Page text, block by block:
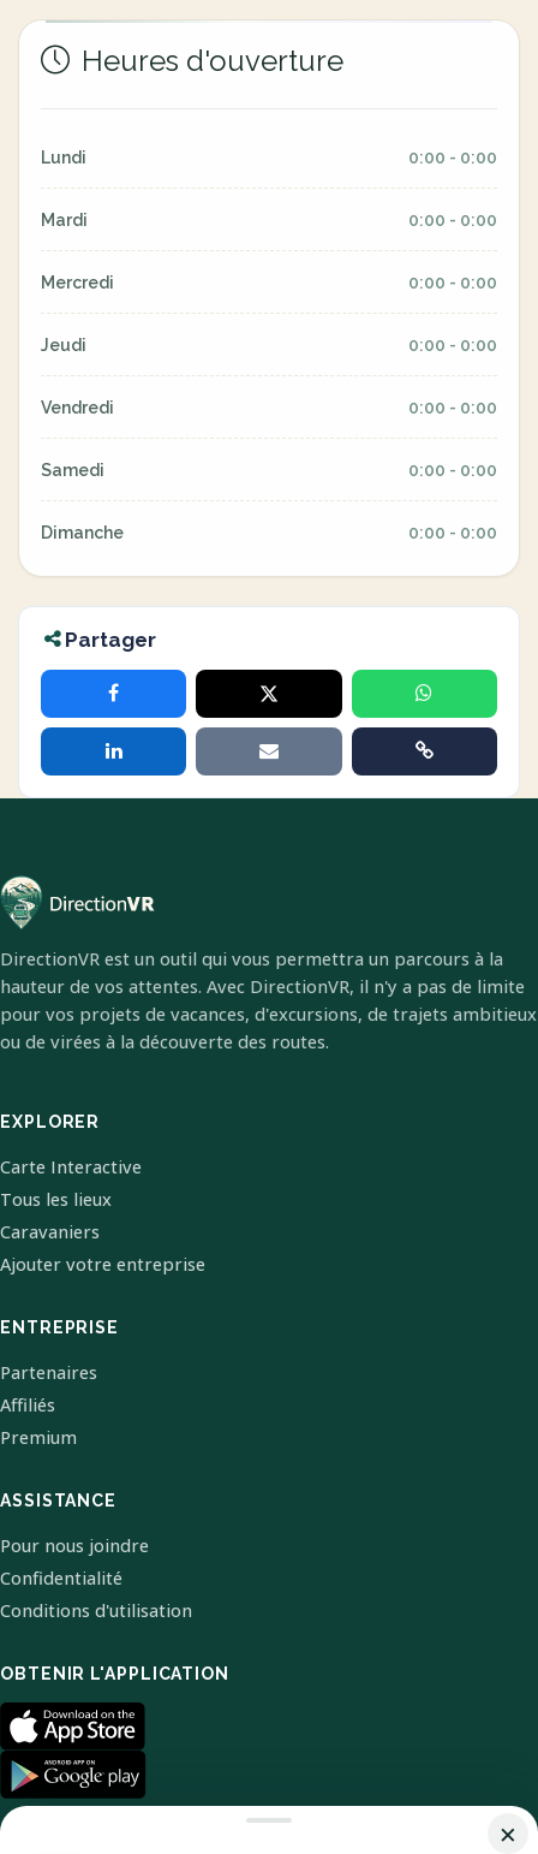
Heures d'ouverture
Lundi 0:00 - 0:00
Mardi 0:00 - 0:00
Mercredi 0:00 - 0:00
Jeudi 0:00 - 0:00
Vendredi 0:00 - 0:00
Samedi 0:00 - 0:00
Dimanche 0:00 - 0:00
Partager
DirectionVR est un outil qui vous permettra un parcours à la
hauteur de vos attentes. Avec DirectionVR, il n'y a pas de limite
pour vos projets de vacances, d'excursions, de trajets ambitieux
ou de virées à la découverte des routes.
EXPLORER
Carte Interactive
Tous les lieux
Caravaniers
Ajouter votre entreprise
ENTREPRISE
Partenaires
Affiliés
Premium
ASSISTANCE
Pour nous joindre
Confidentialité
Conditions d'utilisation
OBTENIR L'APPLICATION
×